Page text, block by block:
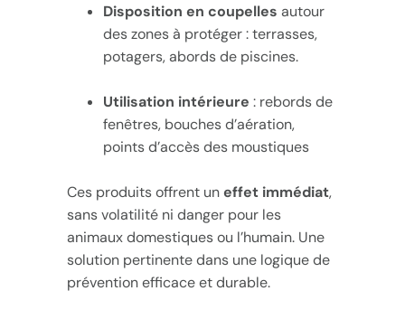
Disposition en coupelles autour
des zones à protéger : terrasses,
potagers, abords de piscines.
Utilisation intérieure : rebords de
fenêtres, bouches d’aération,
points d’accès des moustiques
Ces produits offrent uneffet immédiat,
sans volatilité ni danger pour les
animaux domestiques ou l’humain. Une
solution pertinente dans une logique de
prévention efficace et durable.